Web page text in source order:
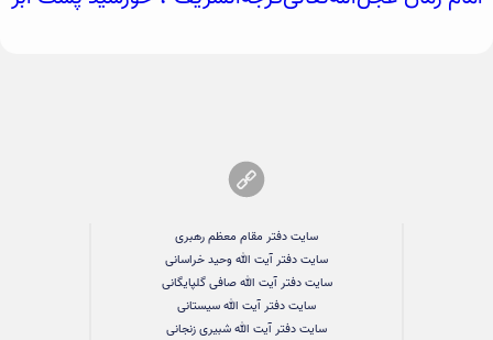
سایت دفتر مقام معظم رهبری
سایت دفتر آیت الله وحید خراسانی
سایت دفتر آیت الله صافی گلپایگانی
سایت دفتر آیت الله سیستانی
سایت دفتر آیت الله شبیری زنجانی